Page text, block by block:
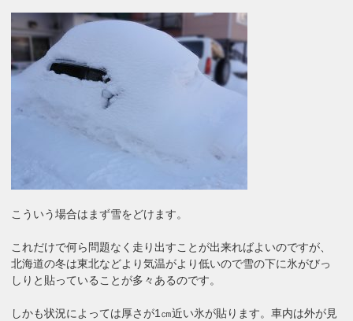
こういう場合はまず雪をどけます。
これだけで何ら問題なく走り出すことが出来ればよいのですが、
北海道の冬は東北などより気温がより低いので雪の下に氷がびっ
しりと貼っていることが多々あるのです。
しかも状況によっては厚さが1㎝近い氷が貼ります。車内は外が見